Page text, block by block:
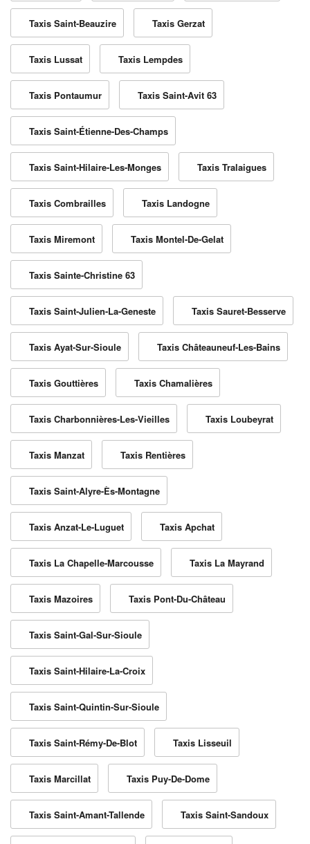
Taxis Saint-Beauzire Taxis Gerzat
Taxis Lussat Taxis Lempdes
Taxis Pontaumur Taxis Saint-Avit 63
Taxis Saint-Étienne-Des-Champs
Taxis Saint-Hilaire-Les-Monges Taxis Tralaigues
Taxis Combrailles Taxis Landogne
Taxis Miremont Taxis Montel-De-Gelat
Taxis Sainte-Christine 63
Taxis Saint-Julien-La-Geneste Taxis Sauret-Besserve
Taxis Ayat-Sur-Sioule Taxis Châteauneuf-Les-Bains
Taxis Gouttières Taxis Chamalières
Taxis Charbonnières-Les-Vieilles Taxis Loubeyrat
Taxis Manzat Taxis Rentières
Taxis Saint-Alyre-Ès-Montagne
Taxis Anzat-Le-Luguet Taxis Apchat
Taxis La Chapelle-Marcousse Taxis La Mayrand
Taxis Mazoires Taxis Pont-Du-Château
Taxis Saint-Gal-Sur-Sioule
Taxis Saint-Hilaire-La-Croix
Taxis Saint-Quintin-Sur-Sioule
Taxis Saint-Rémy-De-Blot Taxis Lisseuil
Taxis Marcillat Taxis Puy-De-Dome
Taxis Saint-Amant-Tallende Taxis Saint-Sandoux